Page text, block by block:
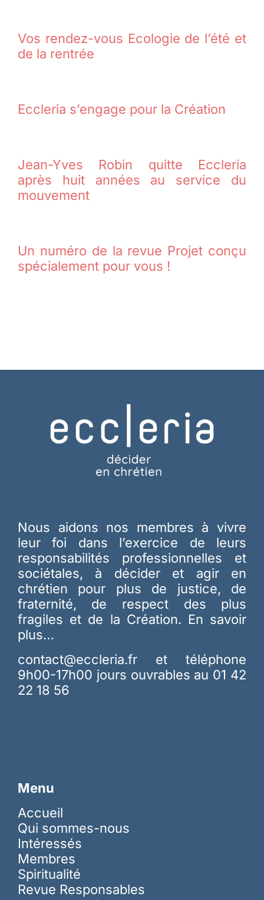
Vos rendez-vous Ecologie de l’été et
de la rentrée
Eccleria s’engage pour la Création
Jean-Yves Robin quitte Eccleria
après huit années au service du
mouvement
Un numéro de la revue Projet conçu
spécialement pour vous !
Nous aidons nos membres à vivre
leur foi dans l’exercice de leurs
responsabilités professionnelles et
sociétales, à décider et agir en
chrétien pour plus de justice, de
fraternité, de respect des plus
fragiles et de la Création. En savoir
plus…
contact@eccleria.fr et téléphone
9h00-17h00 jours ouvrables au 01 42
22 18 56
Menu
Accueil
Qui sommes-nous
Intéressés
Membres
Spiritualité
Revue Responsables